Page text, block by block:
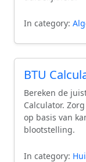
In category:
BTU
Bereken de
Calculator.
op basis van
blootstelling.
In category: